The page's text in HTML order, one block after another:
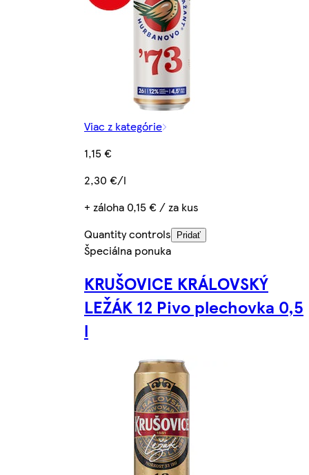
Viac z kategórie
1,15 €
2,30 €/l
+ záloha 0,15 € / za kus
Quantity controls
Pridať
Špeciálna ponuka
KRUŠOVICE KRÁLOVSKÝ
LEŽÁK 12 Pivo plechovka 0,5
l